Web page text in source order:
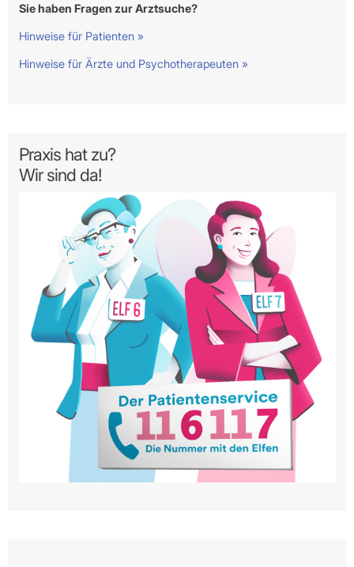
Sie haben Fragen zur Arztsuche?
Hinweise für Patienten »
Hinweise für Ärzte und Psychotherapeuten »
Praxis hat zu?
Wir sind da!